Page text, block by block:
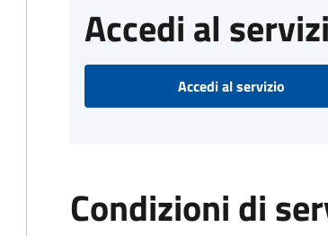
Accedi al
Accedi al servizio
Condizioni di